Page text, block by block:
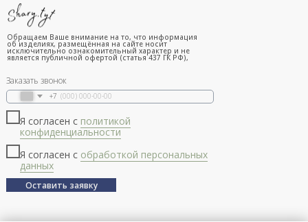
Заказать звонок
+7
Я согласен с политикой
конфиденциальности
Я согласен с обработкой персональных
данных
Оставить заявку
Обращаем Ваше внимание на то, что информация
об изделиях, размещённая на сайте носит
исключительно ознакомительный характер и не
является публичной офертой (статья 437 ГК РФ),